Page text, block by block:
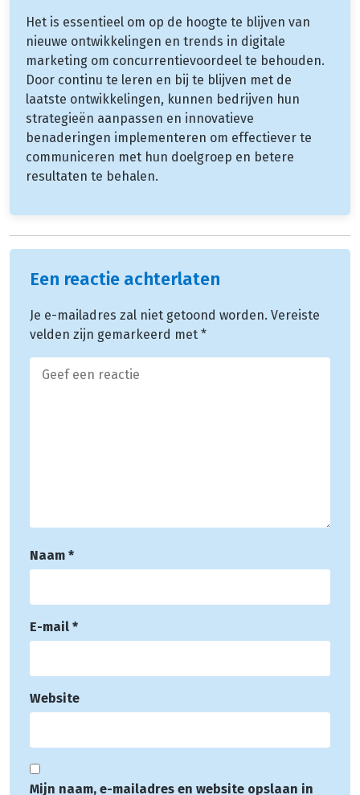
Het is essentieel om op de hoogte te blijven van
nieuwe ontwikkelingen en trends in digitale
marketing om concurrentievoordeel te behouden.
Door continu te leren en bij te blijven met de
laatste ontwikkelingen, kunnen bedrijven hun
strategieën aanpassen en innovatieve
benaderingen implementeren om effectiever te
communiceren met hun doelgroep en betere
resultaten te behalen.
Een reactie achterlaten
Je e-mailadres zal niet getoond worden. Vereiste
velden zijn gemarkeerd met *
Naam *
E-mail *
Website
Mijn naam, e-mailadres en website opslaan in